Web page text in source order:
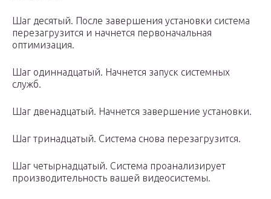
Шаг десятый. После завершения установки система
перезагрузится и начнется первоначальная
оптимизация.
Шаг одиннадцатый. Начнется запуск системных
служб.
Шаг двенадцатый. Начнется завершение установки.
Шаг тринадцатый. Система снова перезагрузится.
Шаг четырнадцатый. Система проанализирует
производительность вашей видеосистемы.